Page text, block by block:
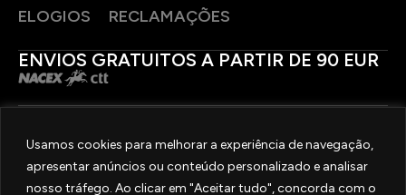
Usamos cookies para melhorar a experiência de navegação,
apresentar anúncios ou conteúdo personalizado e analisar
nosso tráfego. Ao clicar em "Aceitar tudo", concorda com o
ELOGIOS
RECLAMAÇÕES
ENVIOS GRATUITOS A PARTIR DE 90 EUR
PAGAMENTOS SEGUROS
SIGA-NOS